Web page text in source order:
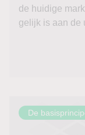
de huidige
gelijk is aan de
De